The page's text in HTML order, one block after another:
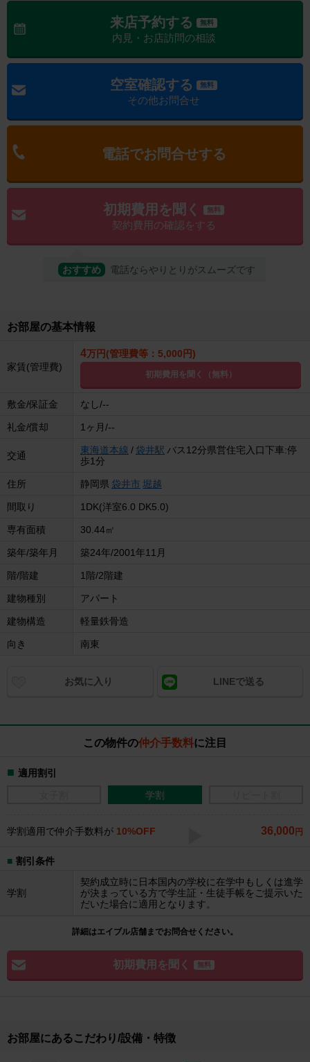
来店予約する 無料
内見・お店訪問の相談
空室確認する 無料
その他お問合せ
電話でお問合せする
初期費用を聞く 無料
契約費用の確認をする
おすすめ 電話ならやりとりがスムーズです
お部屋の基本情報
家賃(管理費)
4万円(管理費等：5,000円)
初期費用を聞く（無料）
敷金/保証金 なし/--
礼金/償却 1ヶ月/--
交通 東海道本線 / 袋井駅 バス12分県営住宅入口下車:停
歩1分
住所 静岡県 袋井市 堀越
間取り 1DK(洋室6.0 DK5.0)
専有面積 30.44㎡
築年/築年月 築24年/2001年11月
階/階建 1階/2階建
建物種別 アパート
建物構造 軽量鉄骨造
向き 南東
お気に入り LINEで送る
この物件の仲介手数料に注目
適用割引
学割
学割適用で仲介手数料が 10%OFF 36,000 円
割引条件
学割
契約成立時に日本国内の学校に在学中もしくは進学
が決まっている方で学生証・生徒手帳をご提示いた
だいた場合に適用となります。
詳細はエイブル店舗までお問合せください。
初期費用を聞く 無料
お部屋にあるこだわり/設備・特徴